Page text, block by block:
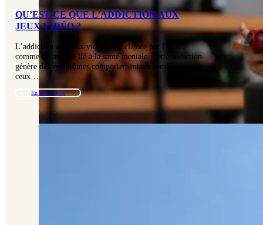
QU’EST-CE QUE L’ADDICTION AUX
JEUX VIDÉO ?
L’addiction aux jeux vidéo a été classée par l’OMS
comme un trouble lié à la santé mentale. Cette addiction
génère des symptômes comportementaux semblables à
ceux…
En savoir plus